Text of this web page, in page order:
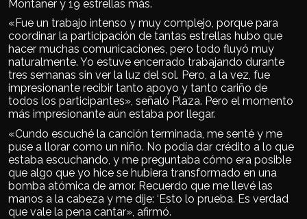
Montaner y 19 estrellas más.
«Fue un trabajo intenso y muy complejo, porque para
coordinar la participación de tantas estrellas hubo que
hacer muchas comunicaciones, pero todo fluyó muy
naturalmente. Yo estuve encerrado trabajando durante
tres semanas sin ver la luz del sol. Pero, a la vez, fue
impresionante recibir tanto apoyo y tanto cariño de
todos los participantes», señaló Plaza. Pero el momento
más impresionante aún estaba por llegar.
«Cundo escuché la canción terminada, me senté y me
puse a llorar como un niño. No podía dar crédito a lo que
estaba escuchando, y me preguntaba cómo era posible
que algo que yo hice se hubiera transformado en una
bomba atómica de amor. Recuerdo que me llevé las
manos a la cabeza y me dije: ‘Esto lo prueba. Es verdad
que vale la pena cantar», afirmó.